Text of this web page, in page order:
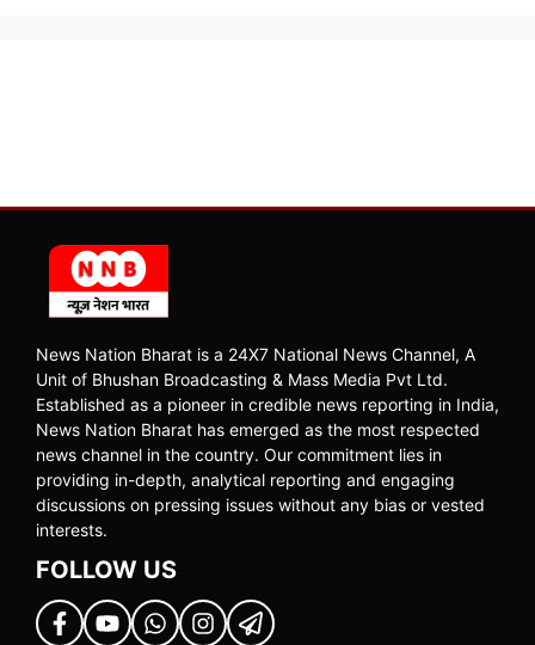
News Nation Bharat is a 24X7 National News Channel, A
Unit of Bhushan Broadcasting & Mass Media Pvt Ltd.
Established as a pioneer in credible news reporting in India,
News Nation Bharat has emerged as the most respected
news channel in the country. Our commitment lies in
providing in-depth, analytical reporting and engaging
discussions on pressing issues without any bias or vested
interests.
FOLLOW US